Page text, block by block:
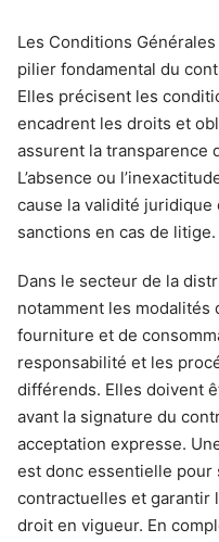
Les Conditions
pilier fondamental du
Elles précisent les
encadrent les droits et
assurent la transparence
L’absence ou
cause la validité
sanctions en cas de litige.
Dans le secteur de la
notamment les modalités
fourniture et de
responsabilité et les
différends. Elles doivent
avant la signature du
acceptation expresse.
est donc essentielle
contractuelles et garantir
droit en vigueur. En